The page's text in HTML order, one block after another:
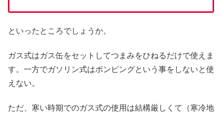
といったところでしょうか。
ガス式はガス缶をセットしてつまみをひねるだけで使えま
す。一方でガソリン式はポンピングという事をしないと使
えない。
ただ、寒い時期でのガス式の使用は結構厳しくて（寒冷地